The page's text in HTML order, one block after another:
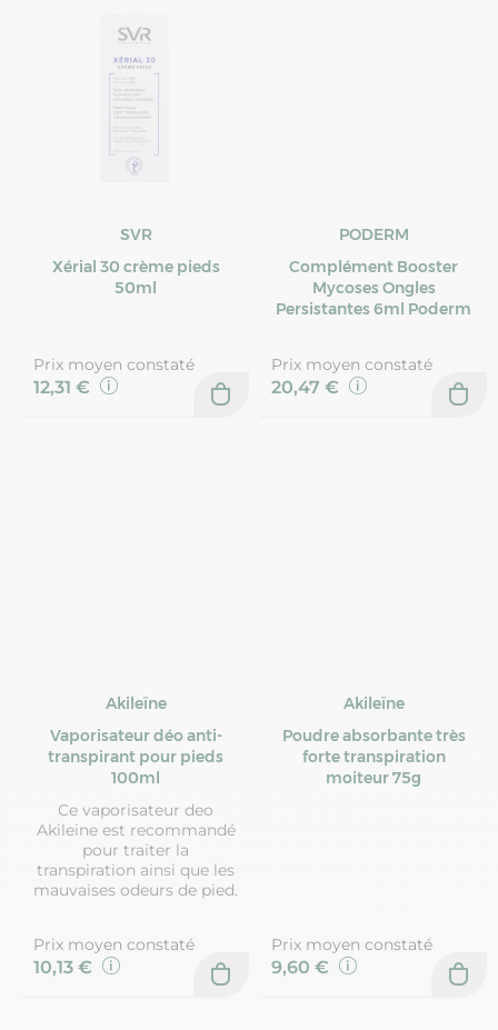
SVR
Xérial 30 crème pieds
50ml
Prix moyen constaté
12,31 €
PODERM
Complément Booster
Mycoses Ongles
Persistantes 6ml Poderm
Prix moyen constaté
20,47 €
Akileïne
Vaporisateur déo anti-
transpirant pour pieds
100ml
Ce vaporisateur deo
Akileine est recommandé
pour traiter la
transpiration ainsi que les
mauvaises odeurs de pied.
Prix moyen constaté
10,13 €
Akileïne
Poudre absorbante très
forte transpiration
moiteur 75g
Prix moyen constaté
9,60 €